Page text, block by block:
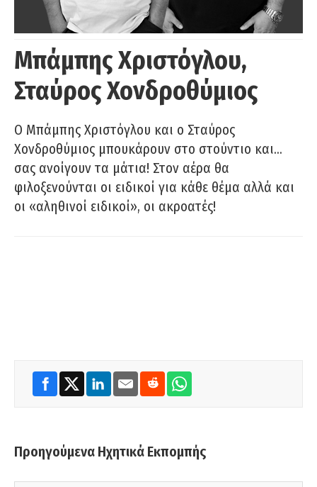
Μπάμπης Χριστόγλου,
Σταύρος Χονδροθύμιος
O Μπάμπης Χριστόγλου και ο Σταύρος
Χονδροθύμιος μπουκάρουν στο στούντιο και…
σας ανοίγουν τα μάτια! Στον αέρα θα
φιλοξενούνται οι ειδικοί για κάθε θέμα αλλά και
οι «αληθινοί ειδικοί», οι ακροατές!
Προηγούμενα Ηχητικά Εκπομπής